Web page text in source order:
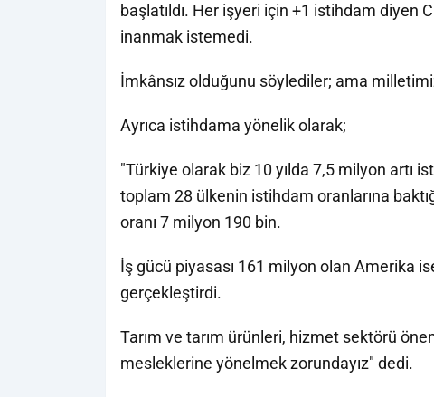
başlatıldı. Her işyeri için +1 istihdam diyen
inanmak istemedi.
İmkânsız olduğunu söylediler; ama
Ayrıca istihdama yönelik olarak;
"Türkiye olarak biz 10 yılda 7,5 milyon artı
toplam 28 ülkenin istihdam oranlarına
oranı 7 milyon 190 bin.
İş gücü piyasası 161 milyon olan Amerika
gerçekleştirdi.
Tarım ve tarım ürünleri, hizmet sektörü
mesleklerine yönelmek zorundayız" dedi.